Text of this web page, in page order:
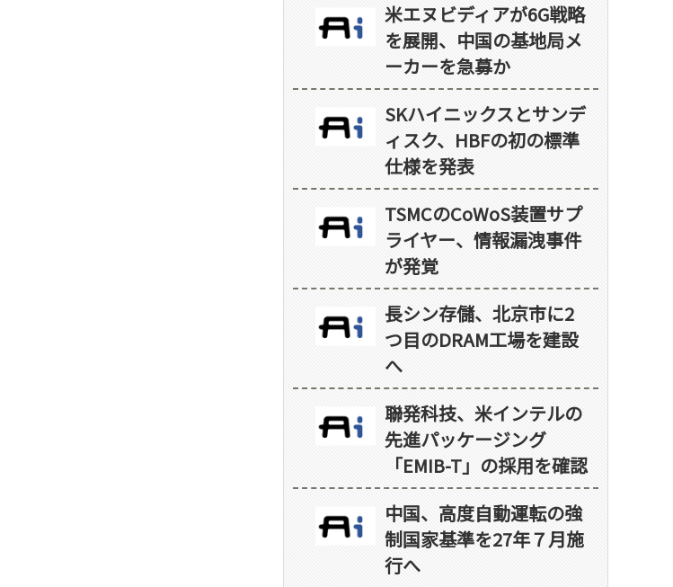
米エヌビディアが6G戦略
を展開、中国の基地局メ
ーカーを急募か
SKハイニックスとサンデ
ィスク、HBFの初の標準
仕様を発表
TSMCのCoWoS装置サプ
ライヤー、情報漏洩事件
が発覚
長シン存儲、北京市に2
つ目のDRAM工場を建設
へ
聯発科技、米インテルの
先進パッケージング
「EMIB-T」の採用を確認
中国、高度自動運転の強
制国家基準を27年７月施
行へ